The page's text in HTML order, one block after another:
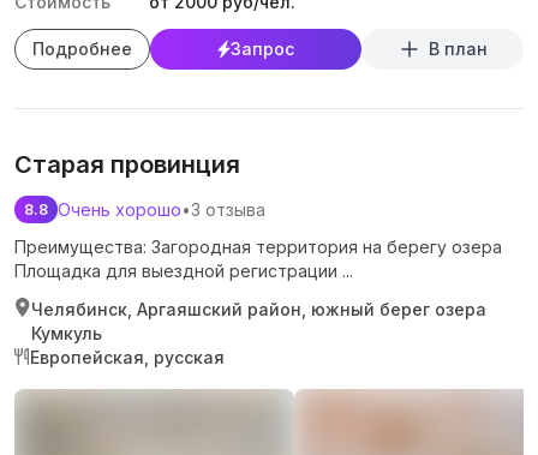
Подробнее Запрос В план
Старая провинция
8.8 Очень хорошо•3 отзыва
Преимущества: Загородная территория на берегу озера
Площадка для выездной регистрации ...
Челябинск, Аргаяшский район, южный берег озера
Кумкуль
Европейская, русская